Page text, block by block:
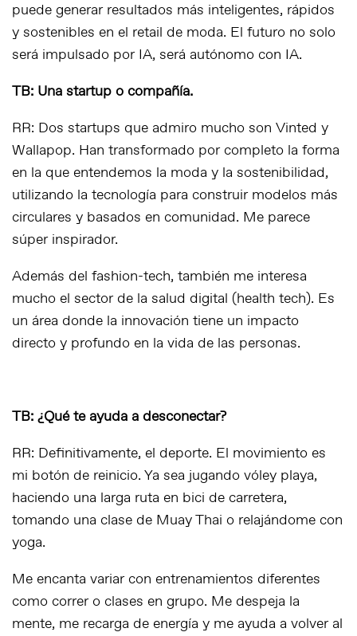
puede generar resultados más inteligentes, rápidos
y sostenibles en el retail de moda. El futuro no solo
será impulsado por IA, será autónomo con IA.
TB: Una startup o compañía.
RR: Dos startups que admiro mucho son Vinted y
Wallapop. Han transformado por completo la forma
en la que entendemos la moda y la sostenibilidad,
utilizando la tecnología para construir modelos más
circulares y basados en comunidad. Me parece
súper inspirador.
Además del fashion-tech, también me interesa
mucho el sector de la salud digital (health tech). Es
un área donde la innovación tiene un impacto
directo y profundo en la vida de las personas.
TB: ¿Qué te ayuda a desconectar?
RR: Definitivamente, el deporte. El movimiento es
mi botón de reinicio. Ya sea jugando vóley playa,
haciendo una larga ruta en bici de carretera,
tomando una clase de Muay Thai o relajándome con
yoga.
Me encanta variar con entrenamientos diferentes
como correr o clases en grupo. Me despeja la
mente, me recarga de energía y me ayuda a volver al